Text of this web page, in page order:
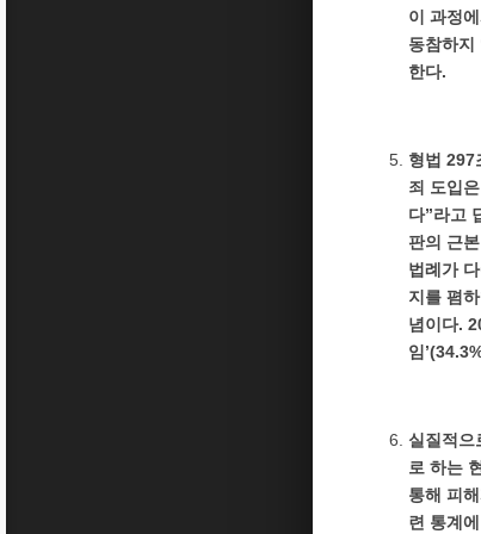
이 과정
동참하지
한다.
형법 297
죄 도입
다”라고
판의 근
법례가
지를 폄
념이다.
임
실질적으
로 하는
통해 피
련 통계